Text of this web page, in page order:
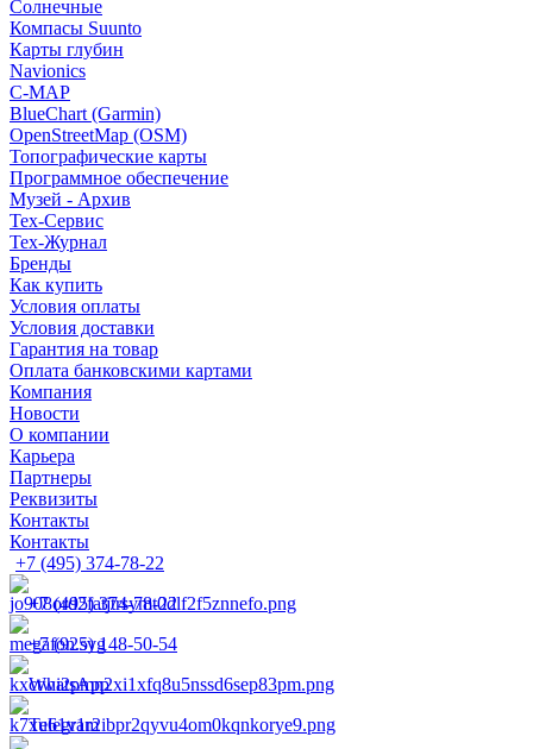
Солнечные
Компасы Suunto
Карты глубин
Navionics
C-MAP
BlueChart (Garmin)
OpenStreetMap (OSM)
Топографические карты
Программное обеспечение
Музей - Архив
Tex-Сервис
Тех-Журнал
Бренды
Как купить
Условия оплаты
Условия доставки
Гарантия на товар
Оплата банковскими картами
Компания
Новости
О компании
Карьера
Партнеры
Реквизиты
Контакты
Контакты
+7 (495) 374-78-22
+7 (495) 374-78-22
+7 (925) 148-50-54
WhatsApp
Telegram